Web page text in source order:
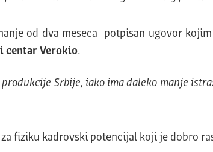
od dva meseca potpisan ugovor
centar Verokio.
Srbije, iako ima daleko manje
fiziku kadrovski potencijal koji je dobro